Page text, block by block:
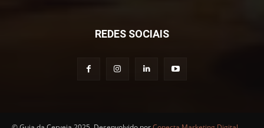
REDES SOCIAIS